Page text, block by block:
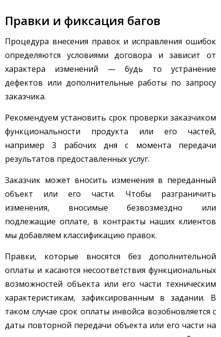
Правки и фиксация багов
Процедура внесения правок и исправления ошибок
определяются условиями договора и зависит от
характера изменений — будь то устранение
дефектов или дополнительные работы по запросу
заказчика.
Рекомендуем установить срок проверки заказчиком
функциональности продукта или его частей,
например 3 рабочих дня с момента передачи
результатов предоставленных услуг.
Заказчик может вносить изменения в переданный
объект или его части. Чтобы разграничить
изменения, вносимые безвозмездно или
подлежащие оплате, в контракты наших клиентов
мы добавляем классификацию правок.
Правки, которые вносятся без дополнительной
оплаты и касаются несоответствия функциональных
возможностей объекта или его части техническим
характеристикам, зафиксированным в задании. В
таком случае срок оплаты инвойса возобновляется с
даты повторной передачи объекта или его части на